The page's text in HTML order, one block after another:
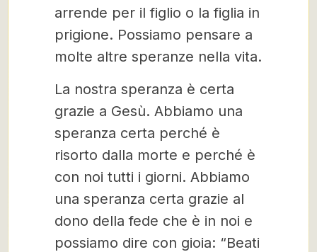
arrende per il figlio o la figlia in
prigione. Possiamo pensare a
molte altre speranze nella vita.
La nostra speranza è certa
grazie a Gesù. Abbiamo una
speranza certa perché è
risorto dalla morte e perché è
con noi tutti i giorni. Abbiamo
una speranza certa grazie al
dono della fede che è in noi e
possiamo dire con gioia: “Beati